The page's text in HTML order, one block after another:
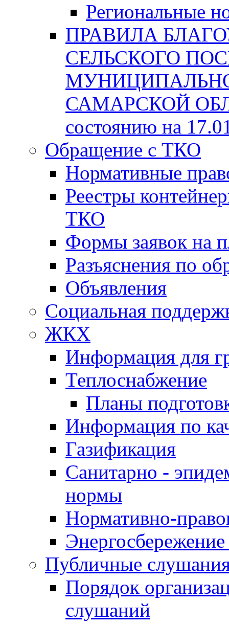
Региональные
ПРАВИЛА
СЕЛЬСКОГО
САМАРСКОЙ
состоянию на
Обращение с ТКО
Нормативные
Реестры
ТКО
Формы заявок на
Разъяснения по
Объявления
Социальная
ЖКХ
Информация для
Теплоснабжение
Планы
Информация по
Газификация
Санитарно -
нормы
Нормативно-
Публичные
Порядок
слушаний